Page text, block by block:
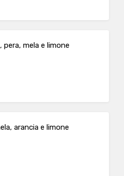
mela e limone
arancia e limone